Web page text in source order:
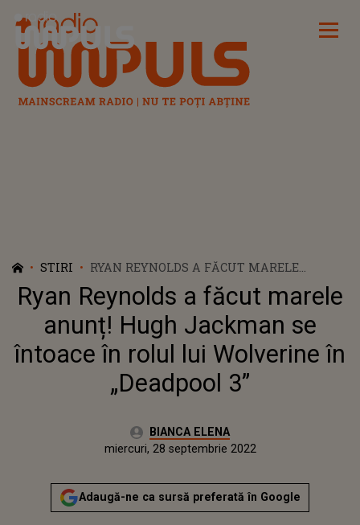
Radio Impuls
STIRI
RYAN REYNOLDS A FĂCUT MARELE
ANUNȚ! HUGH JACKMAN SE ÎNTOACE ÎN
ROLUL LUI WOLVERINE ÎN „DEADPOOL 3”
Ryan Reynolds a făcut marele
anunț! Hugh Jackman se
întoace în rolul lui Wolverine în
„Deadpool 3”
Autor:BIANCA ELENA
Publicat:
miercuri, 28 septembrie 2022
Adaugă-ne ca sursă preferată în Google